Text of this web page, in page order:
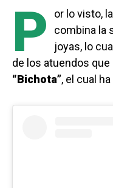
P or lo visto,
combina la
joyas, lo
de los atuendos
“Bichota”, el cual